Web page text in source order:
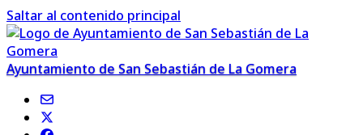
Saltar al contenido principal
Ayuntamiento de San Sebastián de La Gomera